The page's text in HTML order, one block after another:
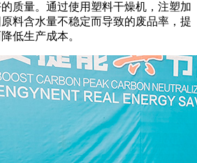
质量。通过使用塑料干燥机，注塑加
料含水量不稳定而导致的废品率，提
低生产成本。